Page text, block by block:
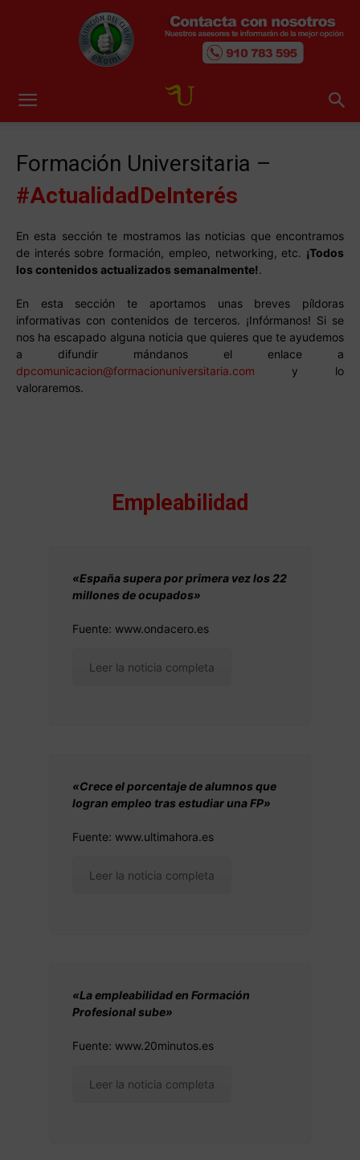
Formación Universitaria –
#ActualidadDeInterés
En esta sección te mostramos las noticias que encontramos
de interés sobre formación, empleo, networking, etc. ¡Todos
los contenidos actualizados semanalmente!.
En esta sección te aportamos unas breves píldoras
informativas con contenidos de terceros. ¡Infórmanos! Si se
nos ha escapado alguna noticia que quieres que te ayudemos
a difundir mándanos el enlace a
dpcomunicacion@formacionuniversitaria.com y lo
valoraremos.
Empleabilidad
«España supera por primera vez los 22
millones de ocupados»
Fuente: www.ondacero.es
Leer la noticia completa
«Crece el porcentaje de alumnos que
logran empleo tras estudiar una FP»
Fuente: www.ultimahora.es
Leer la noticia completa
«La empleabilidad en Formación
Profesional sube»
Fuente: www.20minutos.es
Leer la noticia completa